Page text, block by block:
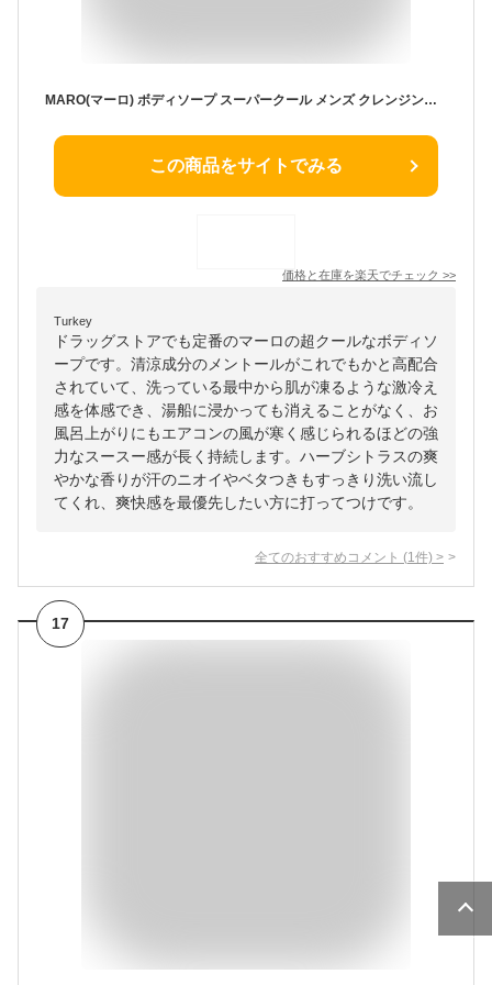
MARO(マーロ) ボディソープ スーパークール メンズ クレンジング ミンティアイスの香り 430ml 濃密 泡 ボディーソープ
この商品をサイトでみる
価格と在庫を楽天でチェック >>
Turkey
ドラッグストアでも定番のマーロの超クールなボディソ
ープです。清涼成分のメントールがこれでもかと高配合
されていて、洗っている最中から肌が凍るような激冷え
感を体感でき、湯船に浸かっても消えることがなく、お
風呂上がりにもエアコンの風が寒く感じられるほどの強
力なスースー感が長く持続します。ハーブシトラスの爽
やかな香りが汗のニオイやベタつきもすっきり洗い流し
てくれ、爽快感を最優先したい方に打ってつけです。
全てのおすすめコメント (1 件) >
17